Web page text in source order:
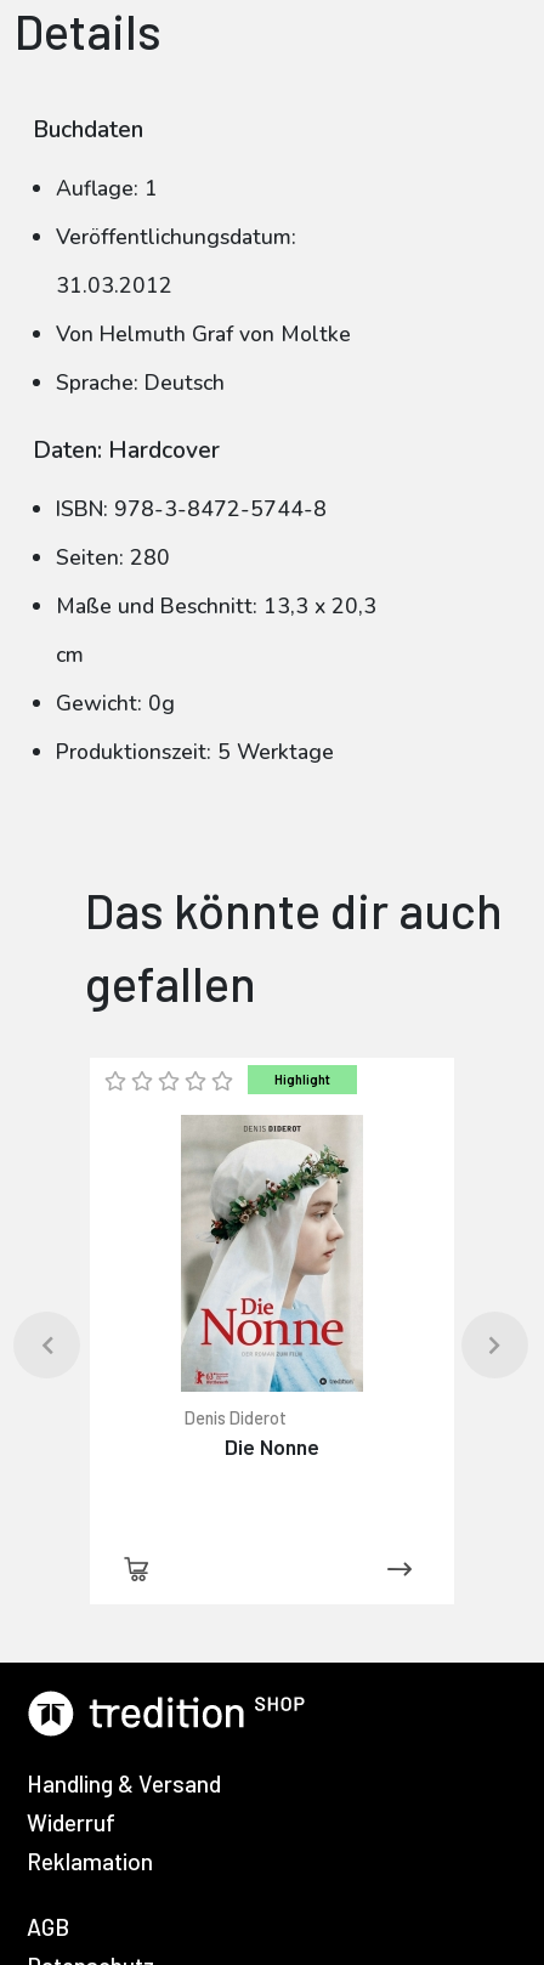
Details
Buchdaten
Auflage: 1
Veröffentlichungsdatum:
31.03.2012
Von Helmuth Graf von Moltke
Sprache: Deutsch
Daten: Hardcover
ISBN: 978-3-8472-5744-8
Seiten: 280
Maße und Beschnitt: 13,3 x 20,3
cm
Gewicht: 0g
Produktionszeit: 5 Werktage
Das könnte dir auch
gefallen
Highlight
Denis Diderot
Die Nonne
Handling & Versand
Widerruf
Reklamation
AGB